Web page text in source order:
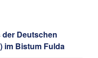
Deutschen
im Bistum Fulda